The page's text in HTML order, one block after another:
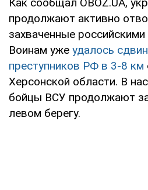
Как сообщал OBOZ.UA,
продолжают активно
захваченные российскими
Воинам уже удалось
преступников РФ в 3-8 км
Херсонской области. В
бойцы ВСУ продолжают
левом берегу.